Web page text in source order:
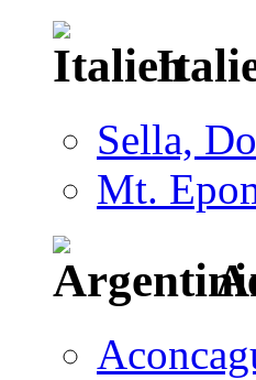
Sella,
Mt.